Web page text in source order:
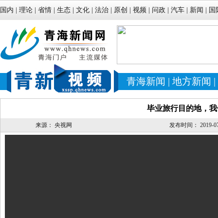
国内 理论 省情 生态 文化 法治 原创 视频 问政 汽车 新闻 国
青海新闻 | 地方新闻 |
毕业旅行目的地，
来源： 央视网 发布时间： 2019-